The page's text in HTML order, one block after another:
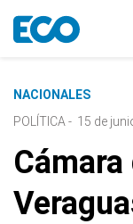
NACIONALES
POLÍTICA - 15 de